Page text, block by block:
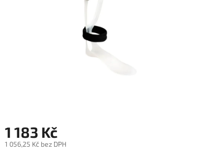
1 183 Kč
1 056,25 Kč bez DPH